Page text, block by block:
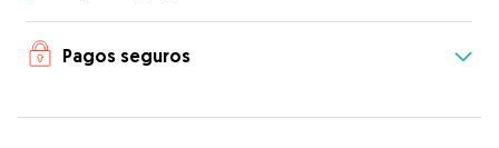
Pagos seguros